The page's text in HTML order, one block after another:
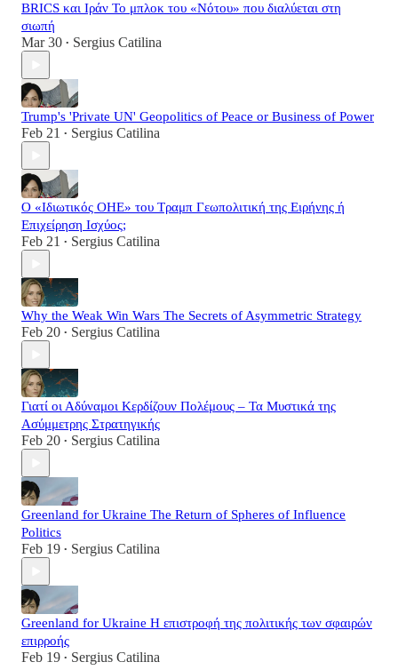
BRICS και Ιράν Το μπλοκ του «Νότου» που διαλύεται στη
σιωπή
Mar 30 • Sergius Catilina
Trump's 'Private UN' Geopolitics of Peace or Business of Power
Feb 21 • Sergius Catilina
Ο «Ιδιωτικός ΟΗΕ» του Τραμπ Γεωπολιτική της Ειρήνης ή
Επιχείρηση Ισχύος;
Feb 21 • Sergius Catilina
Why the Weak Win Wars The Secrets of Asymmetric Strategy
Feb 20 • Sergius Catilina
Γιατί οι Αδύναμοι Κερδίζουν Πολέμους – Τα Μυστικά της
Ασύμμετρης Στρατηγικής
Feb 20 • Sergius Catilina
Greenland for Ukraine The Return of Spheres of Influence
Politics
Feb 19 • Sergius Catilina
Greenland for Ukraine Η επιστροφή της πολιτικής των σφαιρών
επιρροής
Feb 19 • Sergius Catilina